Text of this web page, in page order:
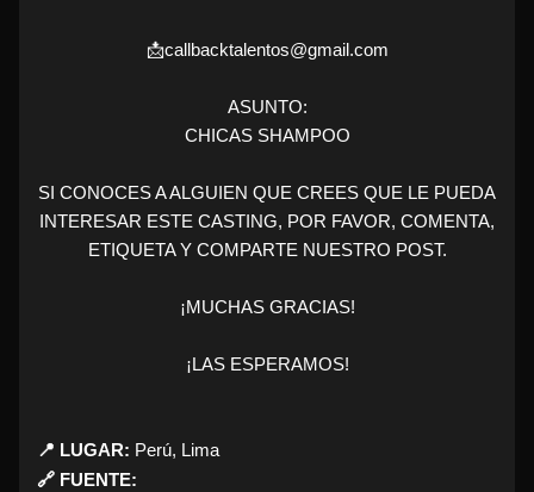
📩callbacktalentos@gmail.com
ASUNTO:
CHICAS SHAMPOO
SI CONOCES A ALGUIEN QUE CREES QUE LE PUEDA
INTERESAR ESTE CASTING, POR FAVOR, COMENTA,
ETIQUETA Y COMPARTE NUESTRO POST.
¡MUCHAS GRACIAS!
¡LAS ESPERAMOS!
📍 LUGAR: Perú, Lima
🔗 FUENTE: